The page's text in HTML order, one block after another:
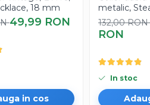
18 mm
49,99 RON
in cos
metalic,
cu
132,00 RON
RON
In stoc